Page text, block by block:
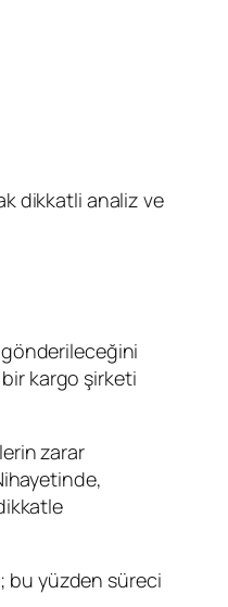
dikkatli analiz ve
kargo şirketi
zarar
bu yüzden süreci